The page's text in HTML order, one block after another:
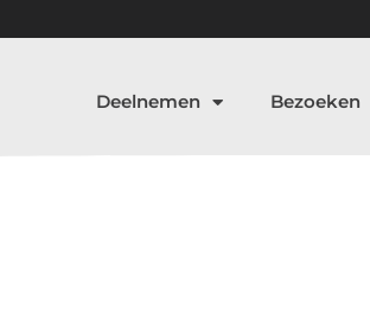
Deelnemen Bezoeken